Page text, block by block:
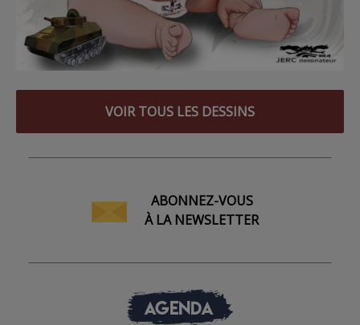
VOIR TOUS LES DESSINS
ABONNEZ-VOUS
À LA NEWSLETTER
AGENDA